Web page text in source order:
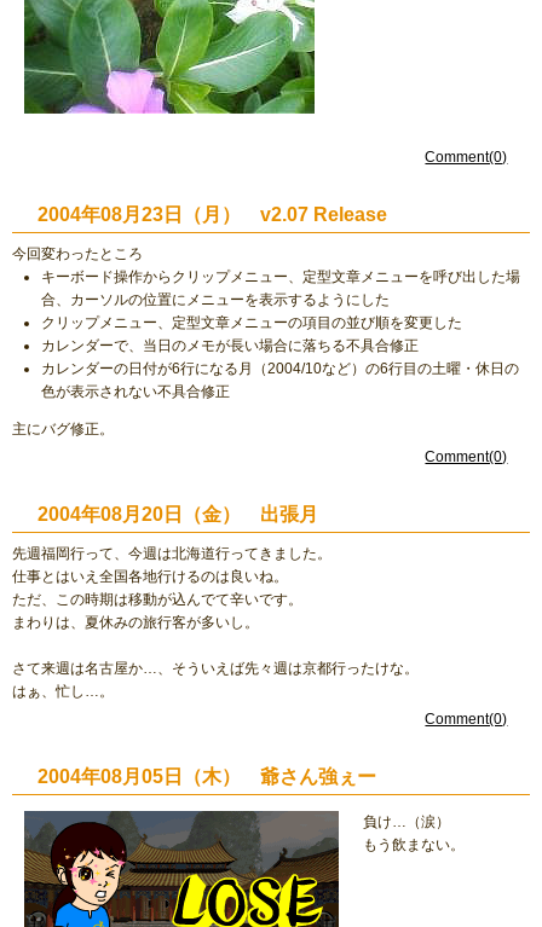
Comment(0)
2004年08月23日（月） v2.07 Release
今回変わったところ
キーボード操作からクリップメニュー、定型文章メニューを呼び出した場
合、カーソルの位置にメニューを表示するようにした
クリップメニュー、定型文章メニューの項目の並び順を変更した
カレンダーで、当日のメモが長い場合に落ちる不具合修正
カレンダーの日付が6行になる月（2004/10など）の6行目の土曜・休日の
色が表示されない不具合修正
主にバグ修正。
Comment(0)
2004年08月20日（金） 出張月
先週福岡行って、今週は北海道行ってきました。
仕事とはいえ全国各地行けるのは良いね。
ただ、この時期は移動が込んでて辛いです。
まわりは、夏休みの旅行客が多いし。
さて来週は名古屋か…、そういえば先々週は京都行ったけな。
はぁ、忙し…。
Comment(0)
2004年08月05日（木） 爺さん強ぇー
負け…（涙）
もう飲まない。